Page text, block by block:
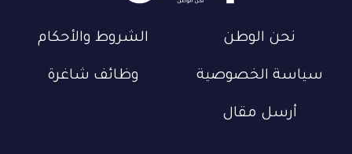
نحن الوطن الشروط والأحكام
سياسة الخصوصية وظائف شاغرة
أرسل مقال